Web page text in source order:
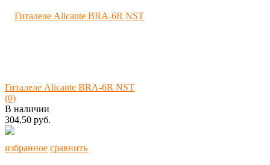
избранное сравнить
Гиталеле Alicante BRA-6R NST
(0)
В наличии
304,50 руб.